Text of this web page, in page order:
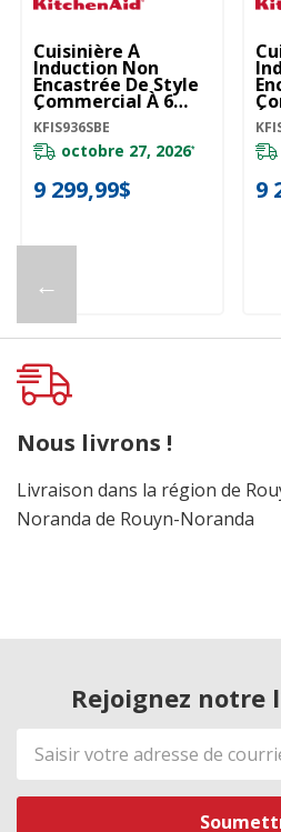
←
Cuisinière À
Induction Non
Encastrée De Style
Commercial À 6
Éléments Avec
Friture À Air
KitchenAid® De 36
Po KFIS936SBE
KFIS936SBE
octobre 27, 2026*
9 299,99$
Po
9
Nous livrons !
Livraison dans la région de
Noranda de Rouyn-Noranda
Rejoignez notre
Adresse
de
courriel